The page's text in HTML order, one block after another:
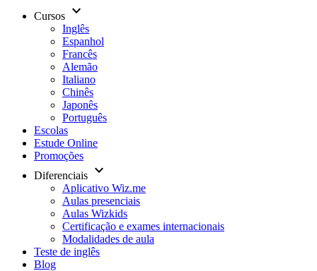
Cursos keyboard_arrow_down
Inglês
Espanhol
Francês
Alemão
Italiano
Chinês
Japonês
Português
Escolas
Estude Online
Promoções
Diferenciais keyboard_arrow_down
Aplicativo Wiz.me
Aulas presenciais
Aulas Wizkids
Certificação e exames internacionais
Modalidades de aula
Teste de inglês
Blog